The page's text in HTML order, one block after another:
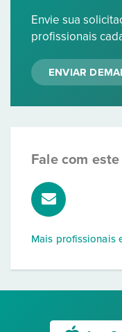
Envie sua
profissionais
ENVIAR
Fale com
Mais profissionais